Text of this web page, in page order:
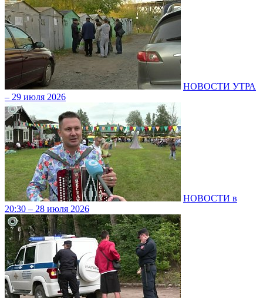
НОВОСТИ УТРА
– 29 июля 2026
НОВОСТИ в
20:30 – 28 июля 2026